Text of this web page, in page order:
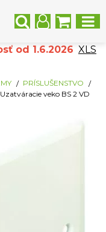
od 1.6.2026 XLS
PRÍSLUŠENSTVO
Uzatváracie veko BS 2 VD